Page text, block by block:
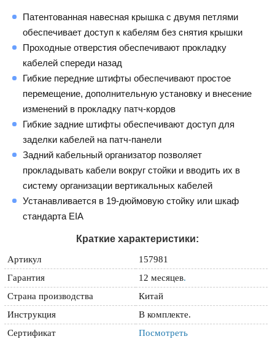
Патентованная навесная крышка с двумя петлями
обеспечивает доступ к кабелям без снятия крышки
Проходные отверстия обеспечивают прокладку
кабелей спереди назад
Гибкие передние штифты обеспечивают простое
перемещение, дополнительную установку и внесение
изменений в прокладку патч-кордов
Гибкие задние штифты обеспечивают доступ для
заделки кабелей на патч-панели
Задний кабельный организатор позволяет
прокладывать кабели вокруг стойки и вводить их в
систему организации вертикальных кабелей
Устанавливается в 19-дюймовую стойку или шкаф
стандарта EIA
Краткие характеристики:
Артикул
157981
Гарантия
12 месяцев.
Страна производства
Китай
Инструкция
В комплекте.
Сертификат
Посмотреть